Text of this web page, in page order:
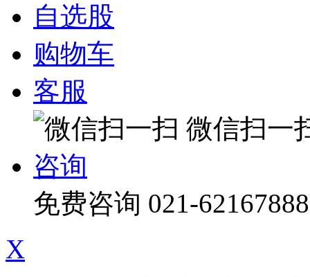
自选股
购物车
客服
微信扫一
咨询
免费咨询 021-62167888
X